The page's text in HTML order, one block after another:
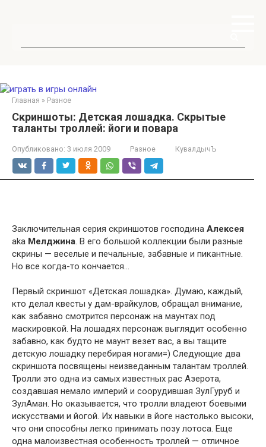
Главная » Разное
Скриншоты: Детская лошадка. Скрытые
таланты троллей: йоги и повара
Опубликовано: 3 июля 2009 Разное КувалдычЪ
Заключительная серия скриншотов господина Алексея
aka Мелджина. В его большой коллекции были разные
скрины — веселые и печальные, забавные и пикантные.
Но все когда-то кончается…
Первый скриншот «Детская лошадка». Думаю, каждый,
кто делал квесты у дам-врайкулов, обращал внимание,
как забавно смотрится персонаж на маунтах под
маскировкой. На лошадях персонаж выглядит особенно
забавно, как будто не маунт везет вас, а вы тащите
детскую лошадку перебирая ногами=) Следующие два
скриншота посвящены неизведанным талантам троллей.
Тролли это одна из самых известных рас Азерота,
создавшая немало империй и соорудившая ЗулГуруб и
ЗулАман. Но оказывается, что тролли владеют боевыми
искусствами и йогой. Их навыки в йоге настолько высоки,
что они способны легко принимать позу лотоса. Еще
одна малоизвестная особенность троллей — отличное